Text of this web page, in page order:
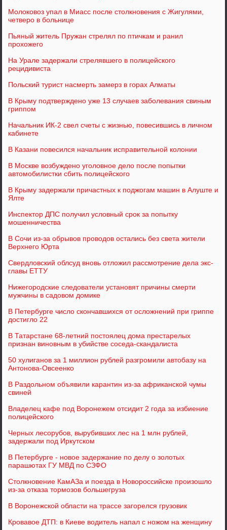
Молоковоз упал в Миасс после столкновения с Жигулями,
четверо в больнице
Пьяный житель Пружан стрелял по птичкам и ранил
прохожего
На Урале задержали стрелявшего в полицейского
рецидивиста
Польский турист насмерть замерз в горах Алматы
В Крыму подтверждено уже 13 случаев заболевания свиным
гриппом
Начальник ИК-2 свел счеты с жизнью, повесившись в личном
кабинете
В Казани повесился начальник исправительной колонии
В Москве возбуждено уголовное дело после попытки
автомобилистки сбить полицейского
В Крыму задержали причастных к поджогам машин в Алуште и
Ялте
Инспектор ДПС получил условный срок за попытку
мошенничества
В Сочи из-за обрывов проводов остались без света жители
Верхнего Юрта
Свердловский облсуд вновь отложил рассмотрение дела экс-
главы ЕТТУ
Нижегородские следователи установят причины смерти
мужчины в садовом домике
В Петербурге число скончавшихся от осложнений при гриппе
достигло 22
В Татарстане 68-летний постоялец дома престарелых
признан виновным в убийстве соседа-скандалиста
50 хулиганов за 1 миллион рублей разгромили автобазу на
Антонова-Овсеенко
В Раздольном объявили карантин из-за африканской чумы
свиней
Владелец кафе под Воронежем отсидит 2 года за избиение
полицейского
Черных лесорубов, вырубивших лес на 1 млн рублей,
задержали под Иркутском
В Петербурге - новое задержание по делу о золотых
парашютах ГУ МВД по СЗФО
Столкновение КамАЗа и поезда в Новороссийске произошло
из-за отказа тормозов большегруза
В Воронежской области на трассе загорелся грузовик
Кровавое ДТП: в Киеве водитель напал с ножом на женщину